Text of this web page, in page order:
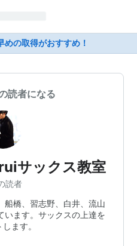
めの取得がおすすめ！
読者になる
サックス教室
読者
船橋、習志野、白井、流山
います。サックスの上達を
ます。